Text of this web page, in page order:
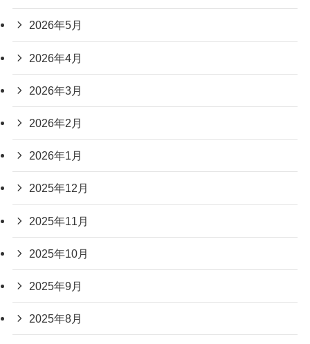
2026年5月
2026年4月
2026年3月
2026年2月
2026年1月
2025年12月
2025年11月
2025年10月
2025年9月
2025年8月